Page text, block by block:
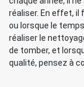
réaliser. En effet, il
ou lorsque le
réaliser le
de tomber, et
qualité, pensez à